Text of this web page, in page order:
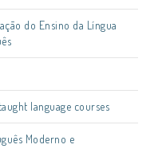
do Ensino da Língua
language courses
Moderno e